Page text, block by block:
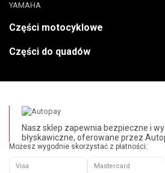
YAMAHA
Części motocyklowe
Części do quadów
Nasz sklep zapewnia bezpieczne i
błyskawiczne, oferowane przez
Możesz wygodnie skorzystać z płatności:
Visa Mastercard